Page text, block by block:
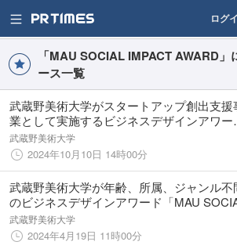
ログ
「MAU SOCIAL IMPACT AWARD」
ース一覧
武蔵野美術⼤学がスタートアップ創出⽀援
業として実施するビジネスデザインアワー
「MAU SOCIAL IMPACT AWARD」の受賞者
が決定！
武蔵野美術大学
2024年10月10日 14時00分
武蔵野美術大学が年齢、所属、ジャンル不
のビジネスデザインアワード「MAU
IMPACT AWARD」を開催【5/7締切】募集説
明会とトークセッションを4/27開催！
武蔵野美術大学
2024年4月19日 11時00分